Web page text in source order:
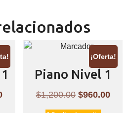
El
¡Oferta!
Piano Nivel 1
$1,200.00 El
precio
$960.00El